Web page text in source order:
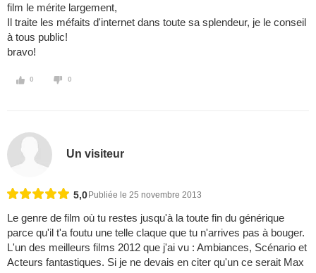
film le mérite largement,
Il traite les méfaits d'internet dans toute sa splendeur, je le conseil
à tous public!
bravo!
0 0
Un visiteur
5,0 Publiée le 25 novembre 2013
Le genre de film où tu restes jusqu'à la toute fin du générique
parce qu'il t'a foutu une telle claque que tu n'arrives pas à bouger.
L'un des meilleurs films 2012 que j'ai vu : Ambiances, Scénario et
Acteurs fantastiques. Si je ne devais en citer qu'un ce serait Max